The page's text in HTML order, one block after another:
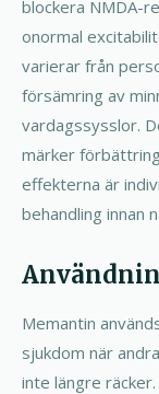
blockera NMDA-
onormal
varierar från
försämring av
vardagssysslor.
märker
effekterna är
behandling innan
Memantin
sjukdom när
inte längre